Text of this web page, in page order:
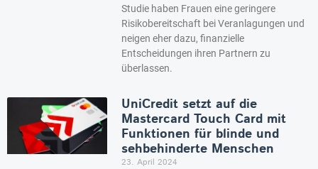
Studie haben Frauen eine geringere
Risikobereitschaft bei Veranlagungen und
neigen eher dazu, finanzielle
Entscheidungen ihren Partnern zu
überlassen.
UniCredit setzt auf die
Mastercard Touch Card mit
Funktionen für blinde und
sehbehinderte Menschen
23. April 2024